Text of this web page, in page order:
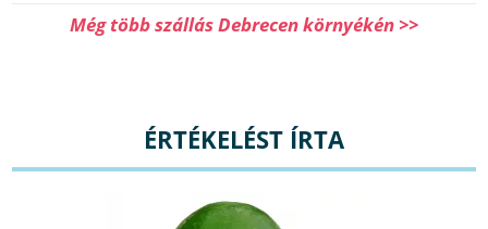
Még több szállás Debrecen környékén >>
ÉRTÉKELÉST ÍRTA